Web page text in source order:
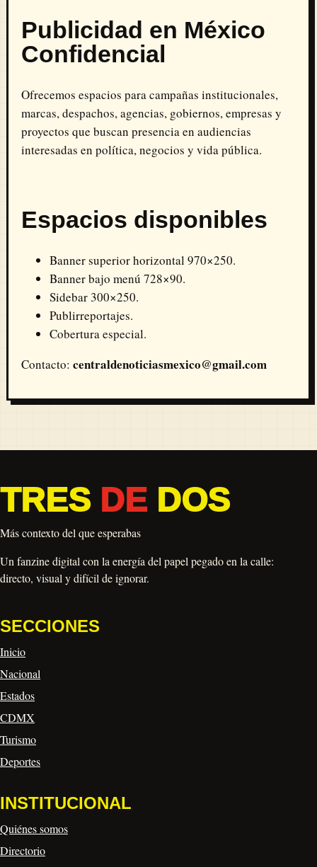
Publicidad en México
Confidencial
Ofrecemos espacios para campañas institucionales,
marcas, despachos, agencias, gobiernos, empresas y
proyectos que buscan presencia en audiencias
interesadas en política, negocios y vida pública.
Espacios disponibles
Banner superior horizontal 970×250.
Banner bajo menú 728×90.
Sidebar 300×250.
Publirreportajes.
Cobertura especial.
Contacto: centraldenoticiasmexico@gmail.com
TRES DEDOS
Más contexto del que esperabas
Un fanzine digital con la energía del papel pegado en la calle:
directo, visual y difícil de ignorar.
SECCIONES
Inicio
Nacional
Estados
CDMX
Turismo
Deportes
INSTITUCIONAL
Quiénes somos
Directorio